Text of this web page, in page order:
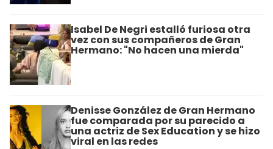
Isabel De Negri estalló furiosa otra
vez con sus compañeros de Gran
Hermano: "No hacen una mierda"
Denisse González de Gran Hermano
fue comparada por su parecido a
una actriz de Sex Education y se hizo
viral en las redes